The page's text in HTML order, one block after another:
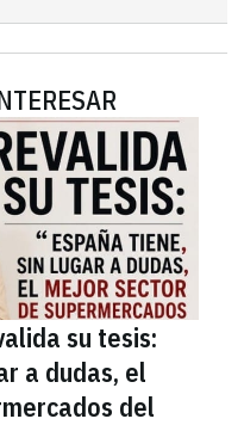
su tesis:
a dudas, el
del